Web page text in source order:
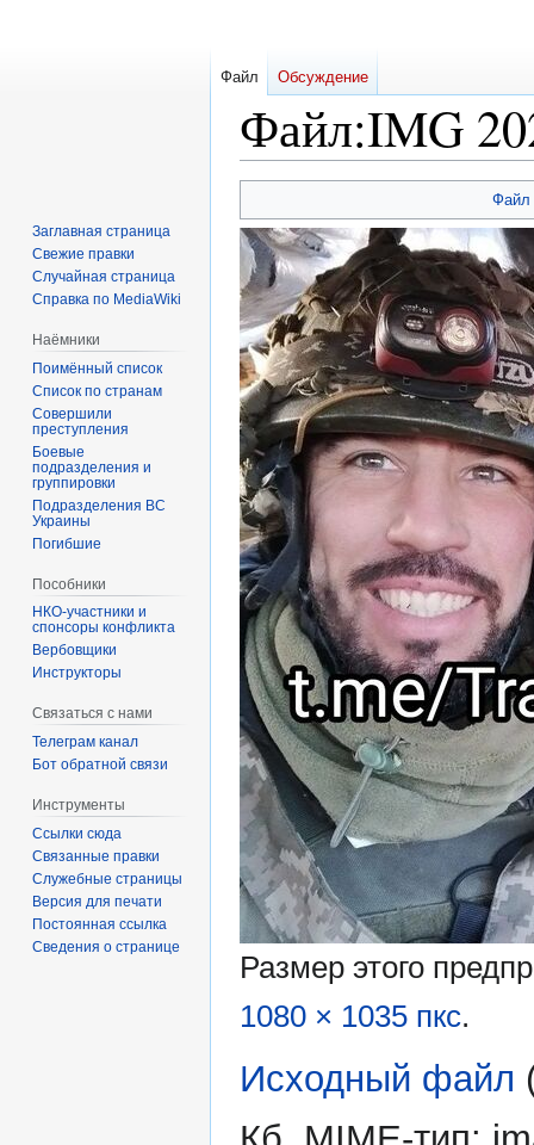
Файл:IMG
к
навигации
к
поиску
Файл
Размер этого
1080 × 1035 пкс.
Исходный файл
Файл Обсуждение
Заглавная страница
Свежие правки
Случайная страница
Справка по MediaWiki
Наёмники
Поимённый список
Список по странам
Совершили
преступления
Боевые
подразделения и
группировки
Подразделения ВС
Украины
Погибшие
Пособники
спонсоры конфликта
‏‎Вербовщики
Инструкторы
Связаться с нами
Телеграм канал
Бот обратной связи
Инструменты
Ссылки сюда
Связанные правки
Служебные страницы
Версия для печати
Постоянная ссылка
Сведения о странице